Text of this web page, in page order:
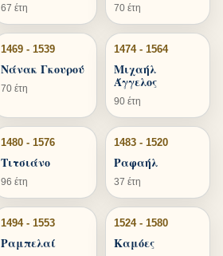
67 έτη 70 έτη
1469 - 1539
Νάνακ Γκουρού
70 έτη
1474 - 1564
Μιχαήλ
Άγγελος
90 έτη
1480 - 1576
Τιτσιάνο
96 έτη
1483 - 1520
Ραφαήλ
37 έτη
1494 - 1553
Ραμπελαί
1524 - 1580
Καμόες